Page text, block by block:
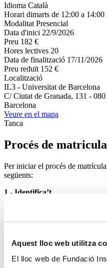
Aquest lloc web utilitza
El lloc web de Fundació
Idioma Català
Horari dimarts de 12:00 a 14:00
Modalitat Presencial
Data d'inici 22/9/2026
Preu 182 €
Hores lectives 20
Data de finalització 17/11/2026
Preu reduït 152 €
Localització
IL3 - Universitat de Barcelona
C/ Ciutat de Granada, 131 -
Barcelona
Veure en el mapa
Tanca
Procés de
Per iniciar el procés de
següents:
1 - Identifica’t
Si ja tens un usuari del nostre
2 - Omple el formulari de
Indica’ns les teves dades